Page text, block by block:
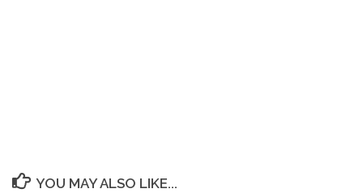
YOU MAY ALSO LIKE...